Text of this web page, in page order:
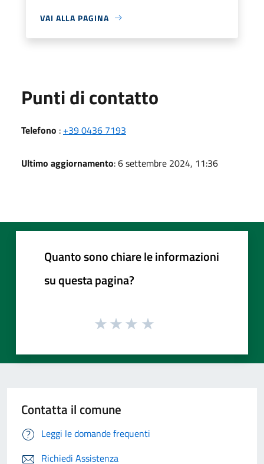
VAI ALLA PAGINA
Punti di contatto
Telefono : +39 0436 7193
Ultimo aggiornamento: 6 settembre 2024, 11:36
Quanto sono chiare le informazioni
su questa pagina?
Contatta il comune
Leggi le domande frequenti
Richiedi Assistenza